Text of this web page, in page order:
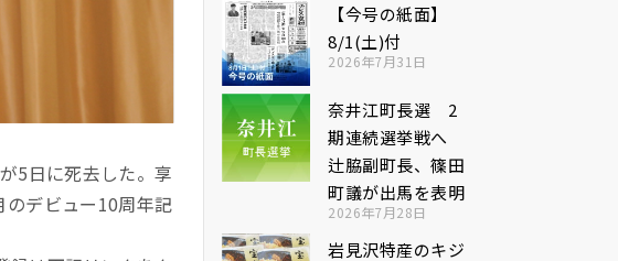
5日に死去した。享
デビュー10周年記
【今号の紙面】
8/1(土)付
2026年7月31日
奈井江町長選 2
期連続選挙戦へ
辻脇副町長、篠田
町議が出馬を表明
2026年7月28日
岩見沢特産のキジ